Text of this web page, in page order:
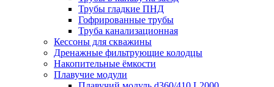
Трубы гладкие ПНД
Гофрированные трубы
Труба канализационная
Кессоны для скважины
Дренажные фильтрующие колодцы
Накопительные ёмкости
Плавучие модули